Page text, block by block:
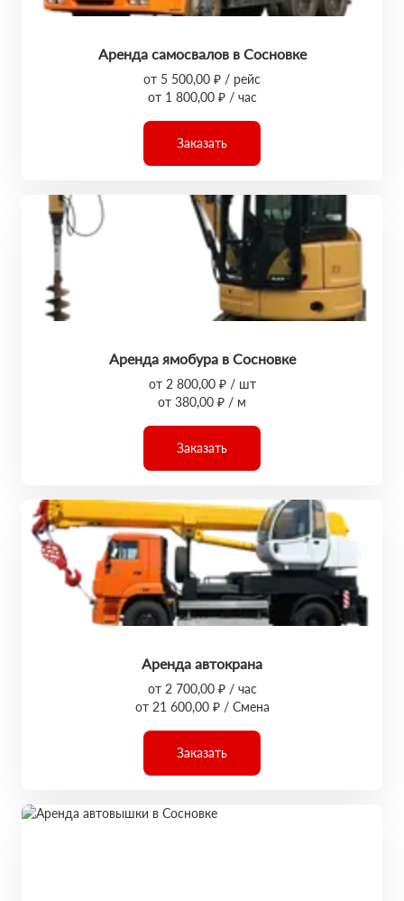
Аренда самосвалов в Сосновке
от 5 500,00 ₽ / рейс
от 1 800,00 ₽ / час
Заказать
Аренда ямобура в Сосновке
от 2 800,00 ₽ / шт
от 380,00 ₽ / м
Заказать
Аренда автокрана
от 2 700,00 ₽ / час
от 21 600,00 ₽ / Смена
Заказать